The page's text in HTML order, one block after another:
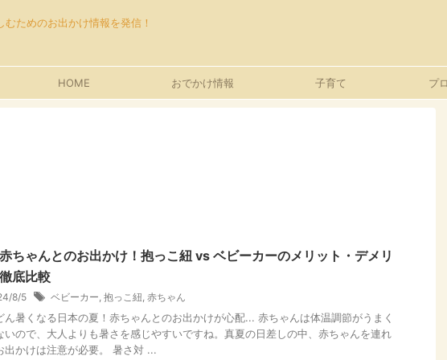
ためのお出かけ情報を発信！
HOME おでかけ情報 子育て プ
ちゃんとのお出かけ！抱っこ紐 vs ベビーカーのメリット・デメリ
底比較
8/5 ベビーカー, 抱っこ紐, 赤ちゃん
ん暑くなる日本の夏！赤ちゃんとのお出かけが心配... 赤ちゃんは体温調節がうまく
いので、大人よりも暑さを感じやすいですね。真夏の日差しの中、赤ちゃんを連れ
出かけは注意が必要。 暑さ対 ...